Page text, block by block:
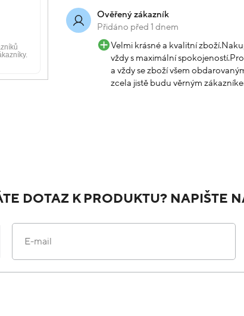
Ověřený zákazník
Přidáno před 1 dnem
Velmi krásné a kvalitní
vždy s maximální
a vždy se zboží všem
zcela jistě budu věrným
DOTAZ K PRODUKTU? NAPIŠTE
E-mail